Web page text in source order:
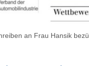
an Frau Hansik